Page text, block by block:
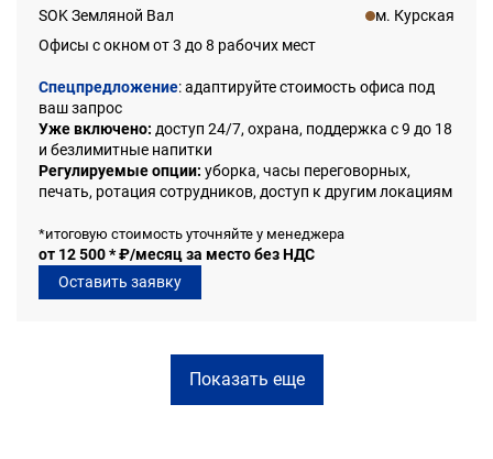
SOK Земляной Вал
м. Курская
Офисы с окном от 3 до 8 рабочих мест
Спецпредложение: адаптируйте стоимость офиса под
ваш запрос
Уже включено: доступ 24/7, охрана, поддержка с 9 до 18
и безлимитные напитки
Регулируемые опции: уборка, часы переговорных,
печать, ротация сотрудников, доступ к другим локациям
*итоговую стоимость уточняйте у менеджера
от 12 500 * ₽/месяц за место без НДС
Оставить заявку
Показать еще